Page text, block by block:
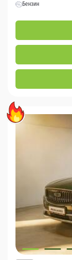
Бензин